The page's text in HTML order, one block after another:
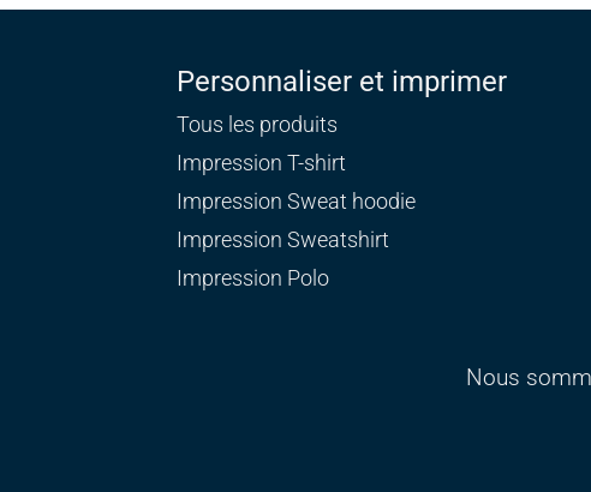
Personnaliser et imprimer
Tous les produits
Impression T-shirt
Impression Sweat hoodie
Impression Sweatshirt
Impression Polo
Nous